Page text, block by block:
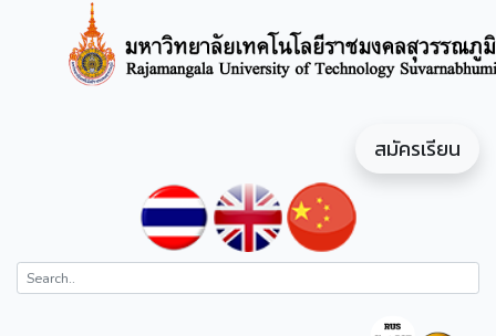
สมัครเรียน